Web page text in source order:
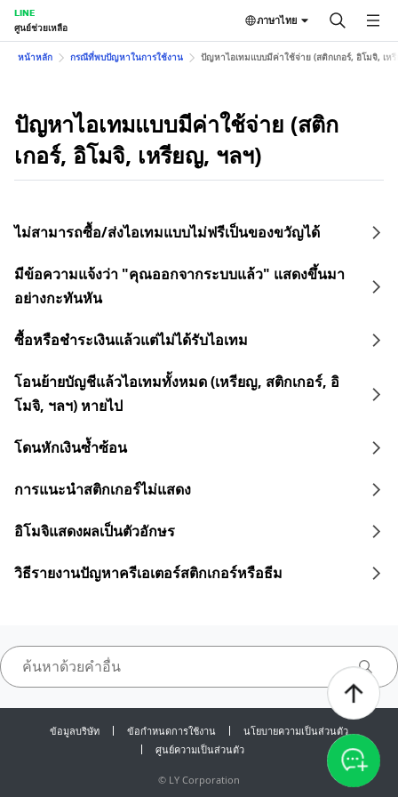
LINE
ศูนย์ช่วยเหลือ
ภาษาไทย
หน้าหลัก กรณีที่พบปัญหาในการใช้งาน ปัญหาไอเทมแบบมีค่าใช้จ่าย (สติกเกอร์, อิโมจิ, เห
ปัญหาไอเทมแบบมีค่าใช้จ่าย (สติก
เกอร์, อิโมจิ, เหรียญ, ฯลฯ)
ไม่สามารถซื้อ/ส่งไอเทมแบบไม่ฟรีเป็นของขวัญได้
มีข้อความแจ้งว่า "คุณออกจากระบบแล้ว" แสดงขึ้นมา
อย่างกะทันหัน
ซื้อหรือชำระเงินแล้วแต่ไม่ได้รับไอเทม
โอนย้ายบัญชีแล้วไอเทมทั้งหมด (เหรียญ, สติกเกอร์, อิ
โมจิ, ฯลฯ) หายไป
โดนหักเงินซ้ำซ้อน
การแนะนำสติกเกอร์ไม่แสดง
อิโมจิแสดงผลเป็นตัวอักษร
วิธีรายงานปัญหาครีเอเตอร์สติกเกอร์หรือธีม
ข้อมูลบริษัท ข้อกำหนดการใช้งาน
นโยบายความเป็นส่วนตัว
ศูนย์ความเป็นส่วนตัว
© LY Corporation